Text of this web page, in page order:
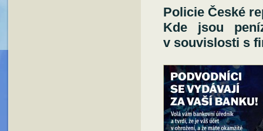
Policie České
Kde jsou
v souvislosti s